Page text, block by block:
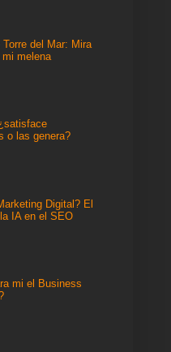
Torre del Mar: Mira
mi melena
o las genera?
Digital? El
IA en el SEO
mi el Business